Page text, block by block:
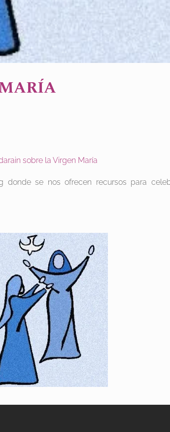
sobre la Virgen María
donde se nos ofrecen recursos para